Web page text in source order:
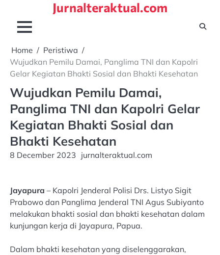
content
Jurnalteraktual.com
Home
Peristiwa
Wujudkan Pemilu Damai, Panglima TNI dan Kapolri
Gelar Kegiatan Bhakti Sosial dan Bhakti Kesehatan
Wujudkan Pemilu Damai,
Panglima TNI dan Kapolri Gelar
Kegiatan Bhakti Sosial dan
Bhakti Kesehatan
8 December 2023 jurnalteraktual.com
Jayapura – Kapolri Jenderal Polisi Drs. Listyo Sigit
Prabowo dan Panglima Jenderal TNI Agus Subiyanto
melakukan bhakti sosial dan bhakti kesehatan dalam
kunjungan kerja di Jayapura, Papua.
Dalam bhakti kesehatan yang diselenggarakan,